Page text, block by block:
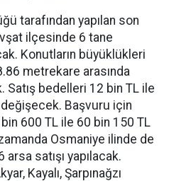
tarafından yapılan son
ilçesinde 6 tane
Konutların büyüklükleri
metrekare arasında
bedelleri 12 bin TL ile
değişecek. Başvuru için
600 TL ile 60 bin 150 TL
Osmaniye ilinde de
satışı yapılacak.
Kayalı, Şarpınağzı